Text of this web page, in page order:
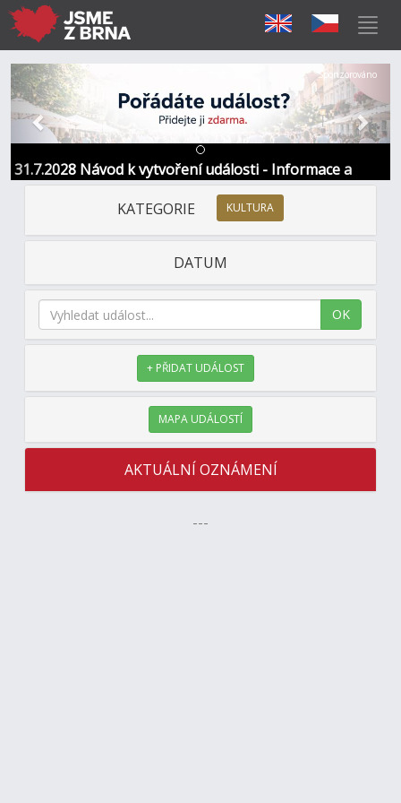
31.7.2028 Návod k vytvoření události - Informace a
kontakt
Předchozí Další
Sponzorováno
KATEGORIE KULTURA
DATUM
OK
+ PŘIDAT UDÁLOST
MAPA UDÁLOSTÍ
AKTUÁLNÍ OZNÁMENÍ
---